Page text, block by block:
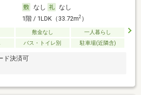
なし
なし
1階 / 1LDK（33.72m2）
敷金なし
一人暮らし
バス・トイレ別 駐車場(近隣含)
ド決済可